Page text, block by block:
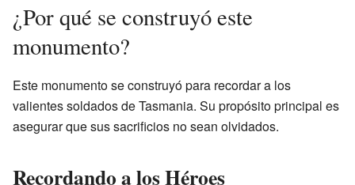
¿Por qué se construyó este
monumento?
Este monumento se construyó para recordar a los
valientes soldados de Tasmania. Su propósito principal es
asegurar que sus sacrificios no sean olvidados.
Recordando a los Héroes